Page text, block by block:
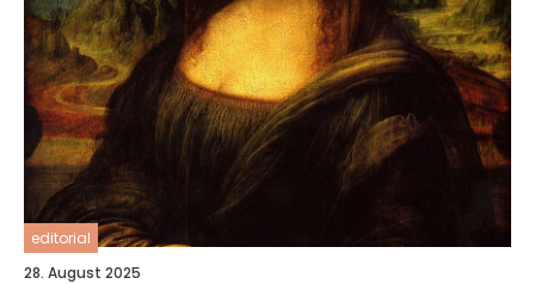
editorial
28. August 2025